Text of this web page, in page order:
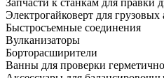
Электрогайковерт для грузовых
Быстросъемные соединения
Вулканизаторы
Борторасширители
Ванны для проверки